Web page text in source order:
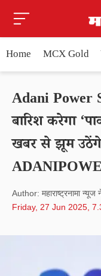
Home MCX Gold
Adani Power
बारिश करेगा
खबर से झूम
Author: महाराष्ट्रनामा न्यूज
Friday, 27 Jun 2025,